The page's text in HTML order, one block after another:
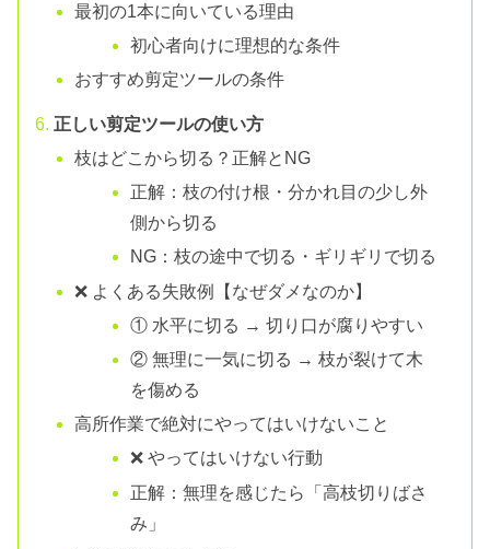
最初の1本に向いている理由
初心者向けに理想的な条件
おすすめ剪定ツールの条件
正しい剪定ツールの使い方
枝はどこから切る？正解とNG
正解：枝の付け根・分かれ目の少し外
側から切る
NG：枝の途中で切る・ギリギリで切る
❌ よくある失敗例【なぜダメなのか】
① 水平に切る → 切り口が腐りやすい
② 無理に一気に切る → 枝が裂けて木
を傷める
高所作業で絶対にやってはいけないこと
❌ やってはいけない行動
正解：無理を感じたら「高枝切りばさ
み」